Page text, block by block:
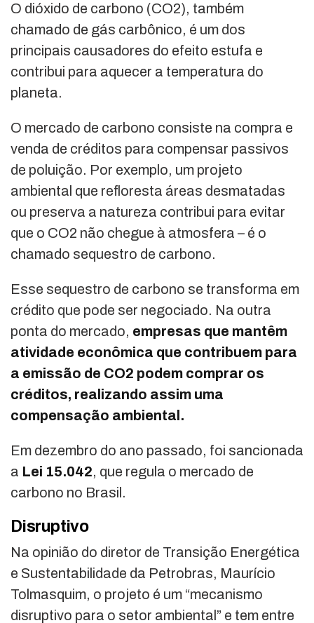
O dióxido de carbono (CO2), também
chamado de gás carbônico, é um dos
principais causadores do efeito estufa e
contribui para aquecer a temperatura do
planeta.
O mercado de carbono consiste na compra e
venda de créditos para compensar passivos
de poluição. Por exemplo, um projeto
ambiental que refloresta áreas desmatadas
ou preserva a natureza contribui para evitar
que o CO2 não chegue à atmosfera – é o
chamado sequestro de carbono.
Esse sequestro de carbono se transforma em
crédito que pode ser negociado. Na outra
ponta do mercado, empresas que mantêm
atividade econômica que contribuem para
a emissão de CO2 podem comprar os
créditos, realizando assim uma
compensação ambiental.
Em dezembro do ano passado, foi sancionada
a Lei 15.042, que regula o mercado de
carbono no Brasil.
Disruptivo
Na opinião do diretor de Transição Energética
e Sustentabilidade da Petrobras, Maurício
Tolmasquim, o projeto é um “mecanismo
disruptivo para o setor ambiental” e tem entre